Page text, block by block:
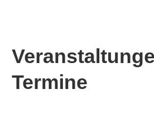
Termine